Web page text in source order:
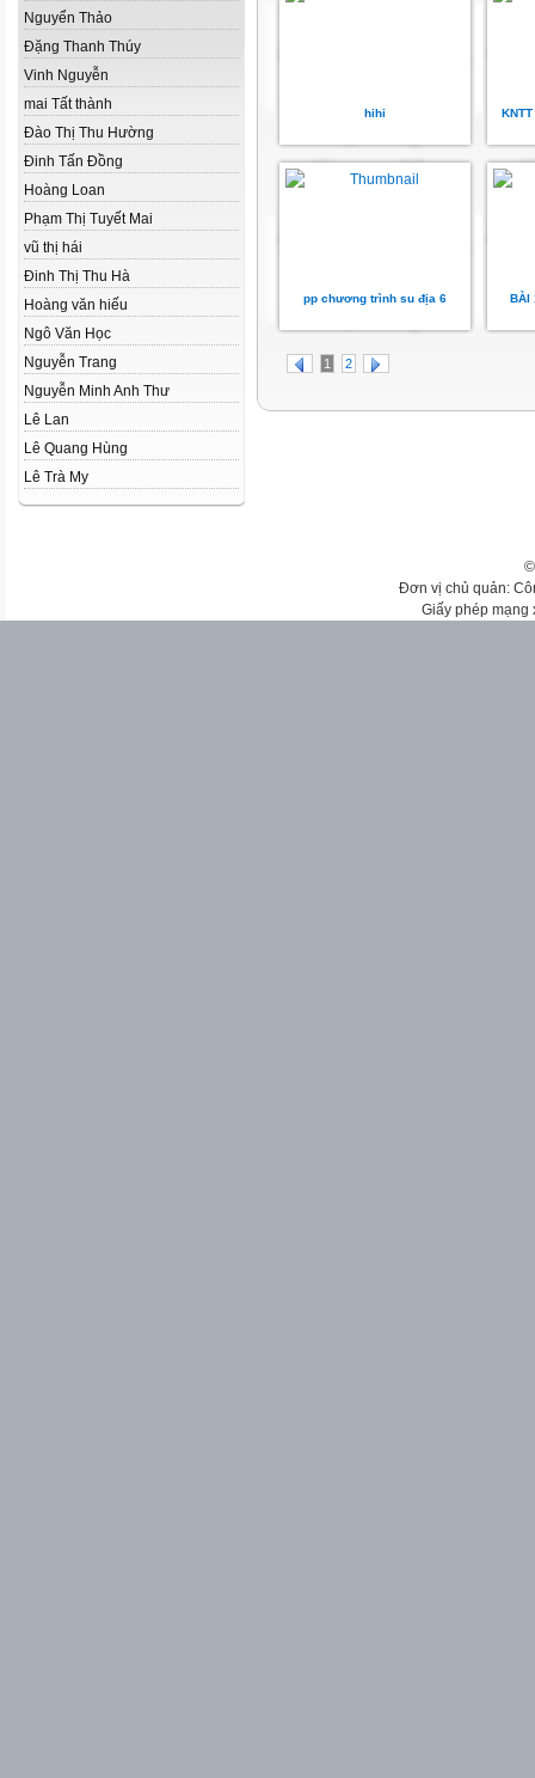
Nguyển Thảo
Đặng Thanh Thúy
Vinh Nguyễn
mai Tất thành
Đào Thị Thu Hường
Đinh Tấn Đồng
Hoàng Loan
Phạm Thị Tuyết Mai
vũ thị hái
Đinh Thị Thu Hà
Hoàng văn hiếu
Ngô Văn Học
Nguyễn Trang
Nguyễn Minh Anh Thư
Lê Lan
Lê Quang Hùng
Lê Trà My
hihi
pp chương trình su địa 6 BÀI
1 2
Đơn vị chủ quản:
Giấy phép mạng